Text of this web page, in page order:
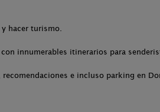
hacer turismo.
innumerables itinerarios para
e incluso parking en